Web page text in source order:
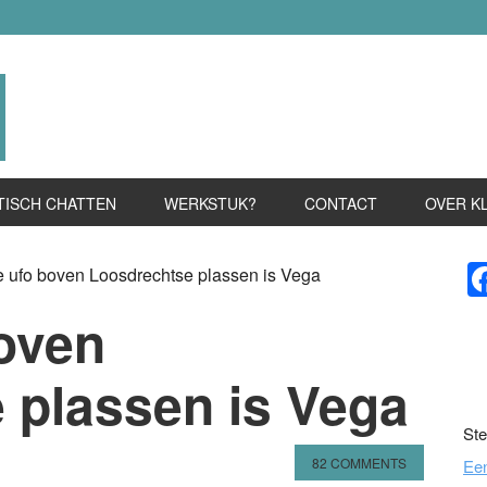
CHATTEN WERKSTUK? CONTACT OVER
boven Loosdrechtse plassen is Vega
is Vega
82 COMMENTS